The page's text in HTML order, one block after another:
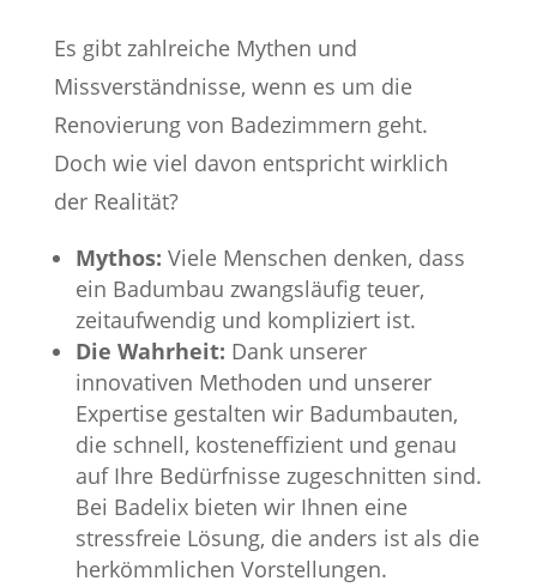
Es gibt zahlreiche Mythen und
Missverständnisse, wenn es um die
Renovierung von Badezimmern geht.
Doch wie viel davon entspricht wirklich
der Realität?
Mythos: Viele Menschen denken, dass
ein Badumbau zwangsläufig teuer,
zeitaufwendig und kompliziert ist.
Die Wahrheit: Dank unserer
innovativen Methoden und unserer
Expertise gestalten wir Badumbauten,
die schnell, kosteneffizient und genau
auf Ihre Bedürfnisse zugeschnitten sind.
Bei Badelix bieten wir Ihnen eine
stressfreie Lösung, die anders ist als die
herkömmlichen Vorstellungen.